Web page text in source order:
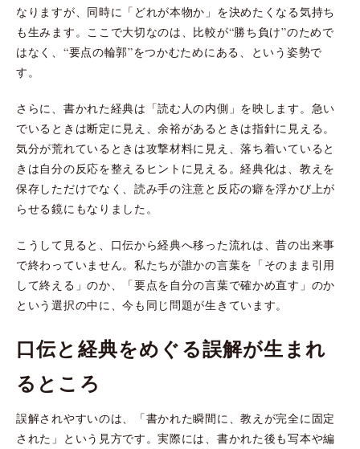
なりますが、同時に「どれが本物か」を決めたくなる気持ち
も生みます。ここで大切なのは、比較が“勝ち負け”のためで
はなく、“要点の輪郭”をつかむためにある、という姿勢で
す。
さらに、書かれた経典は「読む人の内側」を映します。急い
でいるときは断定に見え、余裕があるときは指針に見える。
気分が荒れているときは攻撃材料に見え、落ち着いていると
きは自分の反応を整えるヒントに見える。経典化は、教えを
保存しただけでなく、読み手の注意と反応の癖を浮かび上が
らせる鏡にもなりました。
こうして見ると、口伝から経典へ移った流れは、昔の出来事
で終わっていません。私たちが誰かの言葉を「そのまま引用
して終える」のか、「要点を自分の言葉で確かめ直す」のか
という選択の中に、今も同じ問題が生きています。
口伝と経典をめぐる誤解が生まれ
るところ
誤解されやすいのは、「書かれた瞬間に、教えが完全に固定
された」という見方です。実際には、書かれた後も写本や編